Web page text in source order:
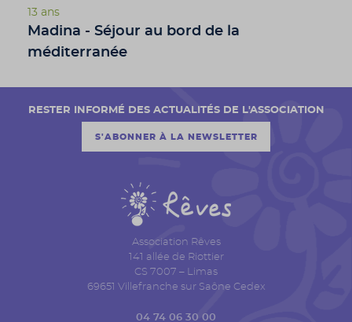
13 ans
Madina - Séjour au bord de la
méditerranée
Association Rêves
141 allée de Riottier
CS 7007 – Limas
69651 Villefranche sur Saône Cedex
04 74 06 30 00
RESTER INFORMÉ DES ACTUALITÉS DE L'ASSOCIATION
S'ABONNER À LA NEWSLETTER